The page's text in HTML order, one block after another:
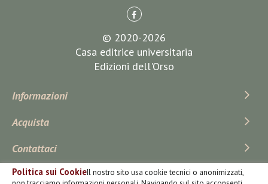
Politica sui CookieIl nostro sito usa cookie tecnici o anonimizzati,
© 2020-2026
Casa editrice universitaria
Edizioni dell'Orso
Informazioni
Acquista
Contattaci
Iscriviti Alla Newsletter